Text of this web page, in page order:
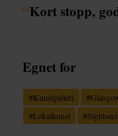
“Kort stopp,
Egnet for
#Kunstgalleri #
#Lokalkunst #